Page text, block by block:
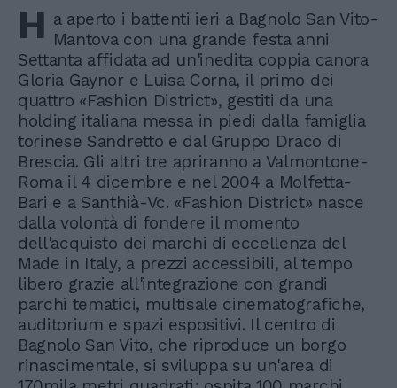
H a aperto i battenti ieri a Bagnolo San Vito-
Mantova con una grande festa anni
Settanta affidata ad un'inedita coppia canora
Gloria Gaynor e Luisa Corna, il primo dei
quattro «Fashion District», gestiti da una
holding italiana messa in piedi dalla famiglia
torinese Sandretto e dal Gruppo Draco di
Brescia. Gli altri tre apriranno a Valmontone-
Roma il 4 dicembre e nel 2004 a Molfetta-
Bari e a Santhià-Vc. «Fashion District» nasce
dalla volontà di fondere il momento
dell'acquisto dei marchi di eccellenza del
Made in Italy, a prezzi accessibili, al tempo
libero grazie all'integrazione con grandi
parchi tematici, multisale cinematografiche,
auditorium e spazi espositivi. Il centro di
Bagnolo San Vito, che riproduce un borgo
rinascimentale, si sviluppa su un'area di